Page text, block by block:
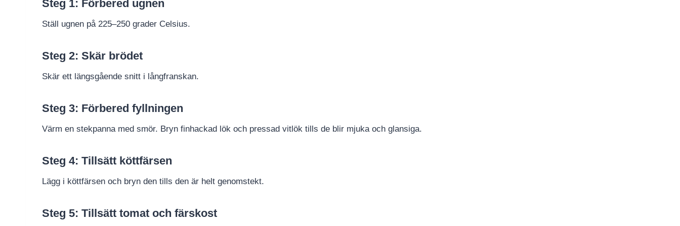
Steg 1: Förbered ugnen
Ställ ugnen på 225–250 grader Celsius.
Steg 2: Skär brödet
Skär ett längsgående snitt i långfranskan.
Steg 3: Förbered fyllningen
Värm en stekpanna med smör. Bryn finhackad lök och pressad vitlök tills de blir mjuka och glansiga.
Steg 4: Tillsätt köttfärsen
Lägg i köttfärsen och bryn den tills den är helt genomstekt.
Steg 5: Tillsätt tomat och färskost